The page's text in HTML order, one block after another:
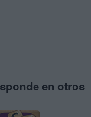
en otros